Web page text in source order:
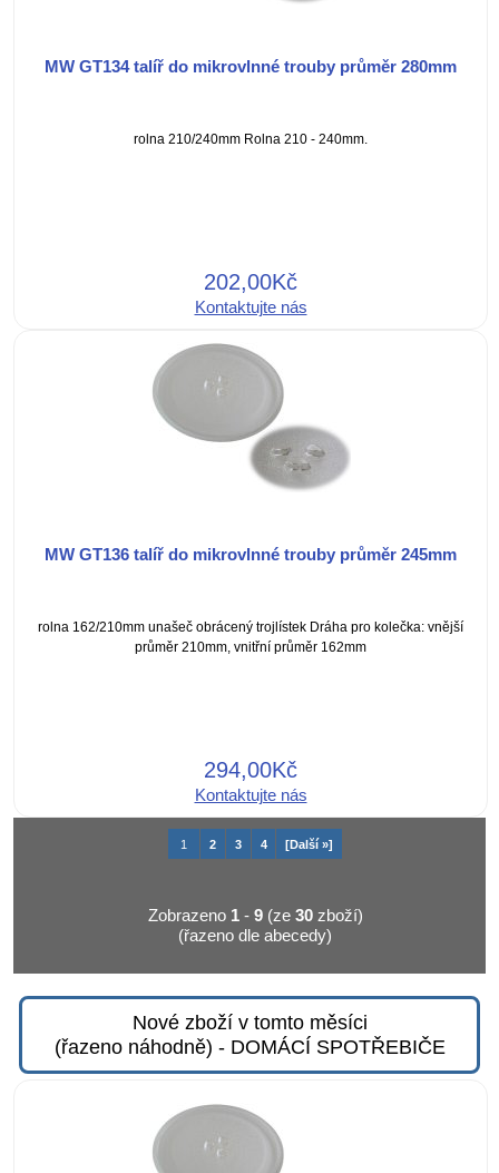
MW GT134 talíř do mikrovlnné trouby průměr 280mm
rolna 210/240mm Rolna 210 - 240mm.
202,00Kč
Kontaktujte nás
MW GT136 talíř do mikrovlnné trouby průměr 245mm
rolna 162/210mm unašeč obrácený trojlístek Dráha pro kolečka: vnější
průměr 210mm, vnitřní průměr 162mm
294,00Kč
Kontaktujte nás
1 2 3 4 [Další »]
Zobrazeno 1- 9(ze 30zboží)
(řazeno dle abecedy)
Nové zboží v tomto měsíci
(řazeno náhodně) - DOMÁCÍ SPOTŘEBIČE